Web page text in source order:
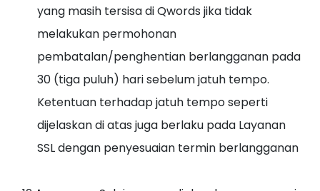
yang masih tersisa di Qwords jika tidak
melakukan permohonan
pembatalan/penghentian berlangganan pada
30 (tiga puluh) hari sebelum jatuh tempo.
Ketentuan terhadap jatuh tempo seperti
dijelaskan di atas juga berlaku pada Layanan
SSL dengan penyesuaian termin berlangganan